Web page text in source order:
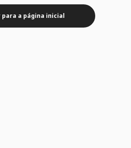
a página inicial